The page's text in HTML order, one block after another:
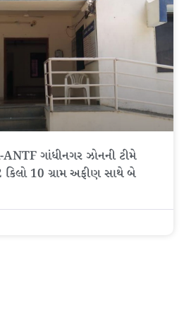
ANTF ગાંધીનગર ઝોનની ટીમે
કિલો 10 ગ્રામ અફીણ સાથે બે